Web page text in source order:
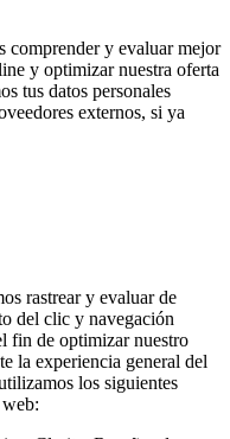
comprender y evaluar mejor
y optimizar nuestra oferta
tus datos personales
externos, si ya
rastrear y evaluar de
del clic y navegación
fin de optimizar nuestro
la experiencia general del
los siguientes